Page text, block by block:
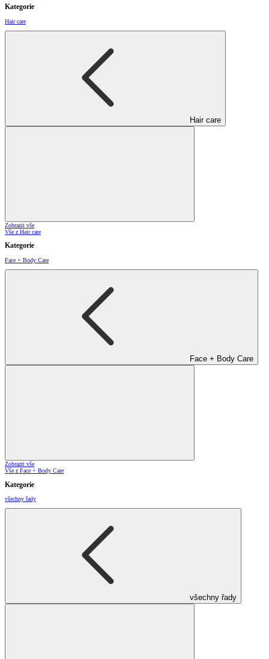
Kategorie
Hair care
Hair care
Zobrazit vše
Vše z Hair care
Kategorie
Face + Body Care
Face + Body Care
Zobrazit vše
Vše z Face + Body Care
Kategorie
všechny řady
všechny řady